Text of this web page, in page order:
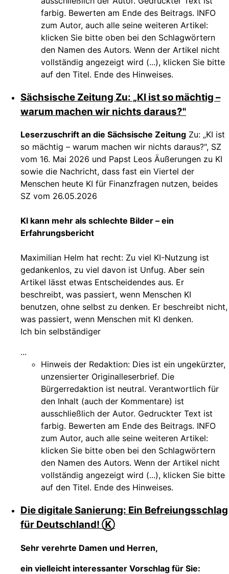
farbig. Bewerten am Ende des Beitrags. INFO
zum Autor, auch alle seine weiteren Artikel:
klicken Sie bitte oben bei den Schlagwörtern
den Namen des Autors. Wenn der Artikel nicht
vollständig angezeigt wird (...), klicken Sie bitte
auf den Titel. Ende des Hinweises.
Sächsische Zeitung Zu: „KI ist so mächtig –
warum machen wir nichts daraus?"
Leserzuschrift an die Sächsische Zeitung Zu: „KI ist
so mächtig – warum machen wir nichts daraus?", SZ
vom 16. Mai 2026 und Papst Leos Äußerungen zu KI
sowie die Nachricht, dass fast ein Viertel der
Menschen heute KI für Finanzfragen nutzen, beides
SZ vom 26.05.2026
KI kann mehr als schlechte Bilder – ein
Erfahrungsbericht
Maximilian Helm hat recht: Zu viel KI-Nutzung ist
gedankenlos, zu viel davon ist Unfug. Aber sein
Artikel lässt etwas Entscheidendes aus. Er
beschreibt, was passiert, wenn Menschen KI
benutzen, ohne selbst zu denken. Er beschreibt nicht,
was passiert, wenn Menschen mit KI denken.
Ich bin selbständiger
...
Hinweis der Redaktion: Dies ist ein ungekürzter,
unzensierter Originalleserbrief. Die
Bürgerredaktion ist neutral. Verantwortlich für
den Inhalt (auch der Kommentare) ist
ausschließlich der Autor. Gedruckter Text ist
farbig. Bewerten am Ende des Beitrags. INFO
zum Autor, auch alle seine weiteren Artikel:
klicken Sie bitte oben bei den Schlagwörtern
den Namen des Autors. Wenn der Artikel nicht
vollständig angezeigt wird (...), klicken Sie bitte
auf den Titel. Ende des Hinweises.
Die digitale Sanierung: Ein Befreiungsschlag
für Deutschland! Ⓚ
Sehr verehrte Damen und Herren,
ein vielleicht interessanter Vorschlag für Sie: